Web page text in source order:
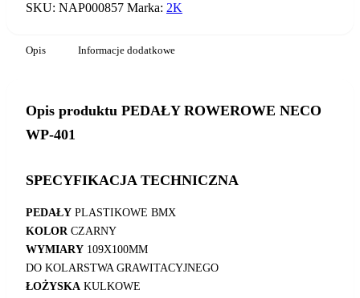
SKU: NAP000857 Marka: 2K
Opis Informacje dodatkowe
Opis produktu PEDAŁY ROWEROWE NECO
WP-401
SPECYFIKACJA TECHNICZNA
PEDAŁY PLASTIKOWE BMX
KOLORCZARNY
WYMIARY 109X100MM
DO KOLARSTWA GRAWITACYJNEGO
ŁOŻYSKA KULKOWE